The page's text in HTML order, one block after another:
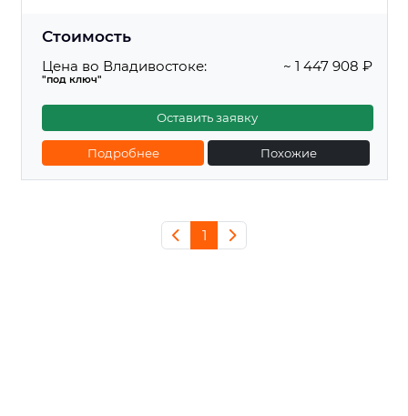
Стоимость
Цена во Владивостоке:
"под ключ"
~ 1 447 908 ₽
Оставить заявку
Подробнее Похожие
1